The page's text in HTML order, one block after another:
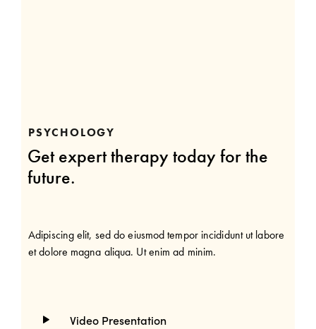
PSYCHOLOGY
Get expert therapy today for the
future.
Adipiscing elit, sed do eiusmod tempor incididunt ut labore
et dolore magna aliqua. Ut enim ad minim.
Video Presentation